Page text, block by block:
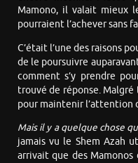
Mamono, il valait mieux
pourraient l’achever sans
C’était l’une des raisons
de le poursuivre
comment s’y prendre
trouvé de réponse.
pour maintenir l’attention
Mais il y a quelque chose
jamais vu le Shem Azah
arrivait que des